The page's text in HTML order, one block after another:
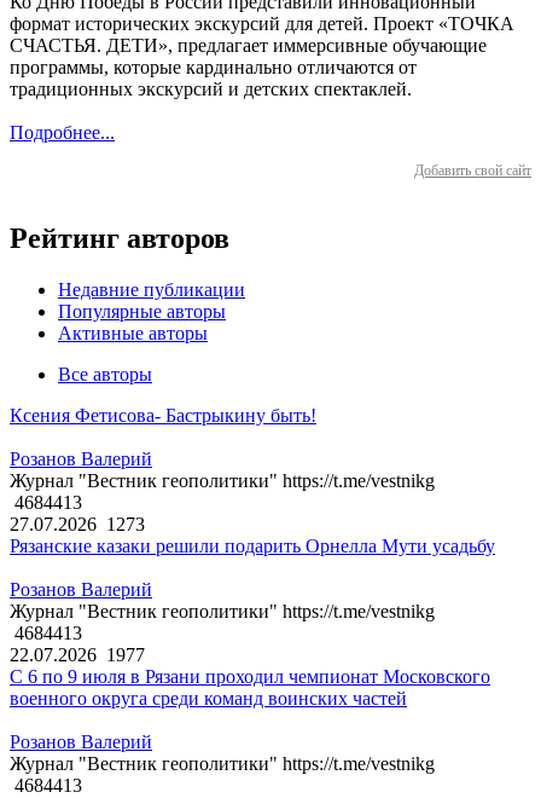
формат исторических экскурсий для детей. Проект «ТОЧКА
СЧАСТЬЯ. ДЕТИ», предлагает иммерсивные обучающие
программы, которые кардинально отличаются от
традиционных экскурсий и детских спектаклей.
Подробнее...
Добавить свой сайт
Рейтинг авторов
Недавние публикации
Популярные авторы
Активные авторы
Все авторы
Ксения Фетисова- Бастрыкину быть!
Розанов Валерий
Журнал "Вестник геополитики" https://t.me/vestnikg
4684413
27.07.2026 1273
Рязанские казаки решили подарить Орнелла Мути усадьбу
Розанов Валерий
Журнал "Вестник геополитики" https://t.me/vestnikg
4684413
22.07.2026 1977
С 6 по 9 июля в Рязани проходил чемпионат Московского
военного округа среди команд воинских частей
Розанов Валерий
Журнал "Вестник геополитики" https://t.me/vestnikg
4684413